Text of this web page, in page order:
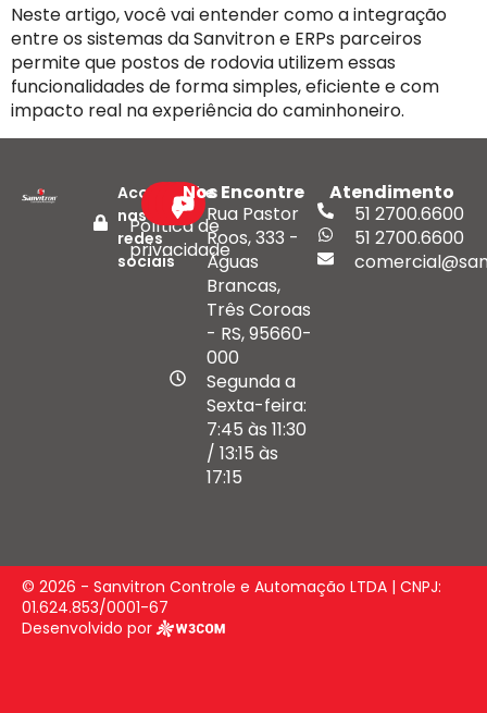
Neste artigo, você vai entender como a integração
entre os sistemas da Sanvitron e ERPs parceiros
permite que postos de rodovia utilizem essas
funcionalidades de forma simples, eficiente e com
impacto real na experiência do caminhoneiro.
Política de
privacidade
Acompanhe
nas
redes
sociais
Nos Encontre
Rua Pastor
Roos, 333 -
Águas
Brancas,
Três Coroas
- RS, 95660-
000
Segunda a
Sexta-feira:
7:45 às 11:30
/ 13:15 às
17:15
Atendimento
51 2700.6600
51 2700.6600
© 2026 - Sanvitron Controle e Automação LTDA | CNPJ:
01.624.853/0001-67
Desenvolvido por